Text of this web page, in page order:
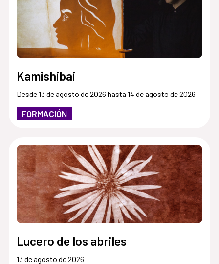
Kamishibai
Desde 13 de agosto de 2026 hasta 14 de agosto de 2026
FORMACIÓN
Lucero de los abriles
13 de agosto de 2026